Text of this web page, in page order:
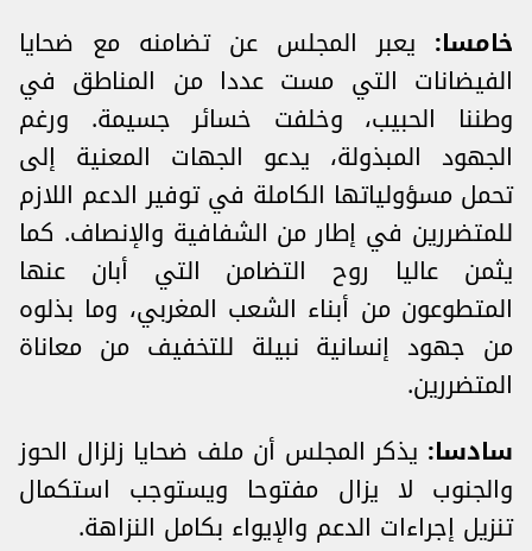
خامسا: يعبر المجلس عن تضامنه مع ضحايا
الفيضانات التي مست عددا من المناطق في
وطننا الحبيب، وخلفت خسائر جسيمة. ورغم
الجهود المبذولة، يدعو الجهات المعنية إلى
تحمل مسؤولياتها الكاملة في توفير الدعم اللازم
للمتضررين في إطار من الشفافية والإنصاف. كما
يثمن عاليا روح التضامن التي أبان عنها
المتطوعون من أبناء الشعب المغربي، وما بذلوه
من جهود إنسانية نبيلة للتخفيف من معاناة
المتضررين.
سادسا: يذكر المجلس أن ملف ضحايا زلزال الحوز
والجنوب لا يزال مفتوحا ويستوجب استكمال
تنزيل إجراءات الدعم والإيواء بكامل النزاهة.